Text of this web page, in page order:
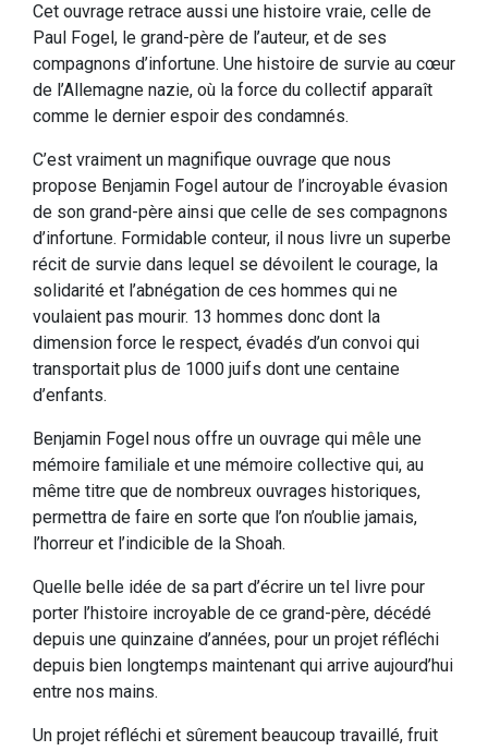
Cet ouvrage retrace aussi une histoire vraie, celle de
Paul Fogel, le grand-père de l’auteur, et de ses
compagnons d’infortune. Une histoire de survie au cœur
de l’Allemagne nazie, où la force du collectif apparaît
comme le dernier espoir des condamnés.
C’est vraiment un magnifique ouvrage que nous
propose Benjamin Fogel autour de l’incroyable évasion
de son grand-père ainsi que celle de ses compagnons
d’infortune. Formidable conteur, il nous livre un superbe
récit de survie dans lequel se dévoilent le courage, la
solidarité et l’abnégation de ces hommes qui ne
voulaient pas mourir. 13 hommes donc dont la
dimension force le respect, évadés d’un convoi qui
transportait plus de 1000 juifs dont une centaine
d’enfants.
Benjamin Fogel nous offre un ouvrage qui mêle une
mémoire familiale et une mémoire collective qui, au
même titre que de nombreux ouvrages historiques,
permettra de faire en sorte que l’on n’oublie jamais,
l’horreur et l’indicible de la Shoah.
Quelle belle idée de sa part d’écrire un tel livre pour
porter l’histoire incroyable de ce grand-père, décédé
depuis une quinzaine d’années, pour un projet réfléchi
depuis bien longtemps maintenant qui arrive aujourd’hui
entre nos mains.
Un projet réfléchi et sûrement beaucoup travaillé, fruit